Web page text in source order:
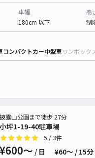
車幅
180cm 以下
高
制
コンパクトカー中型車ワンボック
小坪1-19-40駐車場
披露山公園まで徒歩 27分
5 / 3件
¥600〜 / 日 ¥60〜 / 15分